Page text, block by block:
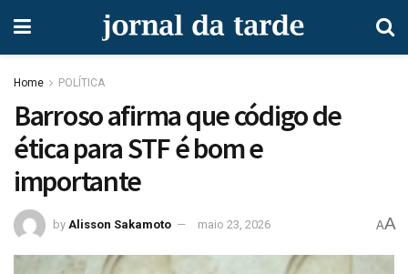
Home POLÍTICA
Barroso afirma que código de
ética para STF é bom e
importante
by Alisson Sakamoto maio 23, 2026 AA